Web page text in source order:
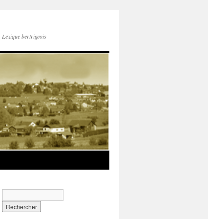
Lexique bertrigeois